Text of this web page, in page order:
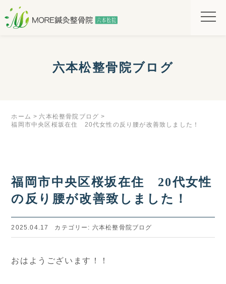
六本松整骨院ブログ
ホーム
六本松整骨院ブログ
福岡市中央区桜坂在住 20代女性の反り腰が改善致しました！
福岡市中央区桜坂在住 20代女性
の反り腰が改善致しました！
2025.04.17 カテゴリー: 六本松整骨院ブログ
おはようございます！！